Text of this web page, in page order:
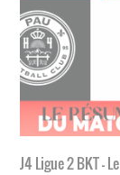
J4 Ligue 2 BKT -